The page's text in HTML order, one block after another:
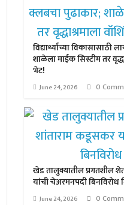
विद्यार्थ्यांच्या विकासासाठी
शाळेला माईक सिस्टीम तर
भेट!
June 24, 2026 0
खेड तालुक्यातील प्रगतशील
यांची चेअरमनपदी बिनविरोध
June 24, 2026 0